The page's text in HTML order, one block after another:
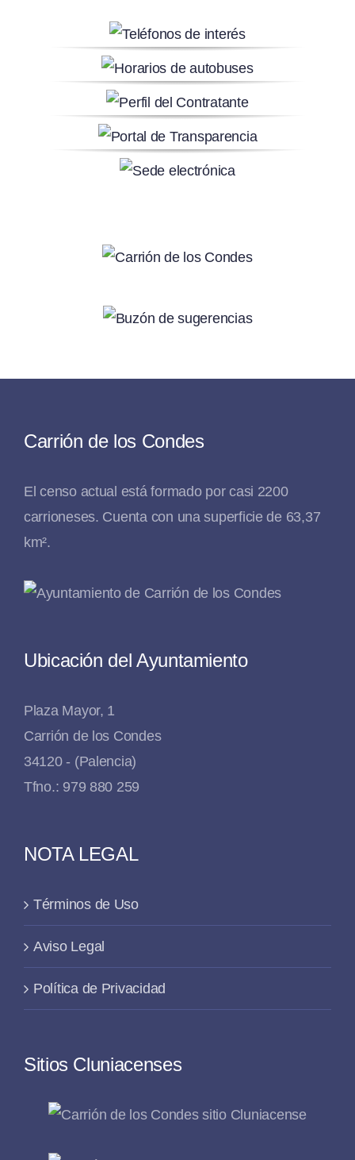
Carrión de los Condes
El censo actual está formado por casi 2200
carrioneses. Cuenta con una superficie de 63,37
km².
Ubicación del Ayuntamiento
Plaza Mayor, 1
Carrión de los Condes
34120 - (Palencia)
Tfno.: 979 880 259
NOTA LEGAL
Términos de Uso
Aviso Legal
Política de Privacidad
Sitios Cluniacenses